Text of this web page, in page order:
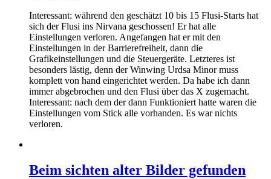
Interessant: während den geschätzt 10 bis 15 Flusi-Starts hat
sich der Flusi ins Nirvana geschossen! Er hat alle
Einstellungen verloren. Angefangen hat er mit den
Einstellungen in der Barrierefreiheit, dann die
Grafikeinstellungen und die Steuergeräte. Letzteres ist
besonders lästig, denn der Winwing Urdsa Minor muss
komplett von hand eingerichtet werden. Da habe ich dann
immer abgebrochen und den Flusi über das X zugemacht.
Interessant: nach dem der dann Funktioniert hatte waren die
Einstellungen vom Stick alle vorhanden. Es war nichts
verloren.
Beim sichten alter Bilder gefunden